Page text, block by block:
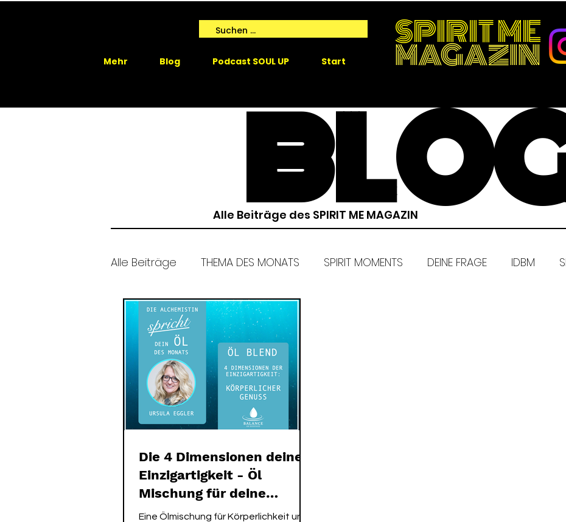
Start
Podcast SOUL UP
Blog
Mehr
SPIRIT ME
MAGAZIN
Alle Beiträge des SPIRIT ME MAGAZIN
Alle Beiträge THEMA DES MONATS SPIRIT MOMENTS DEINE FRAGE IDBM
SPIRIT ME EVENTS SPIRIT ME EXPERIENCE
Die 4 Dimensionen deiner
Einzigartigkeit - Öl
Mischung für deine
Körperlichkeit
Eine Ölmischung für Körperlichkeit und